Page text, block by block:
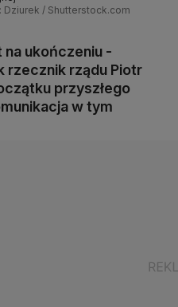
Dziurek / Shutterstock.com
ukończeniu -
rzecznik rządu Piotr
przyszłego
w tym